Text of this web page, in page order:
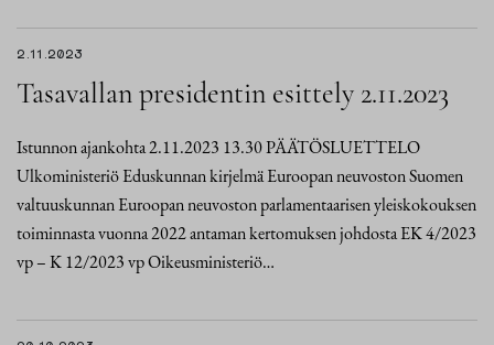
2.11.2023
Tasavallan presidentin esittely 2.11.2023
Istunnon ajankohta 2.11.2023 13.30 PÄÄTÖSLUETTELO
Ulkoministeriö Eduskunnan kirjelmä Euroopan neuvoston Suomen
valtuuskunnan Euroopan neuvoston parlamentaarisen yleiskokouksen
toiminnasta vuonna 2022 antaman kertomuksen johdosta EK 4/2023
vp – K 12/2023 vp Oikeusministeriö…